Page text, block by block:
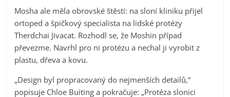
Mosha ale měla obrovské štěstí: na sloní kliniku přijel
ortoped a špičkový specialista na lidské protézy
Therdchai Jivacat. Rozhodl se, že Moshin případ
převezme. Navrhl pro ni protézu a nechal ji vyrobit z
plastu, dřeva a kovu.
„Design byl propracovaný do nejmenších detailů,“
popisuje Chloe Buiting a pokračuje: „Protéza slonici